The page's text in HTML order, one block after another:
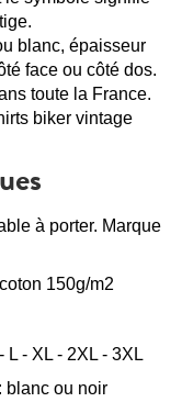
blanc, épaisseur
face ou côté dos.
toute la France.
biker vintage
à porter. Marque
150g/m2
L - XL - 2XL - 3XL
blanc ou noir